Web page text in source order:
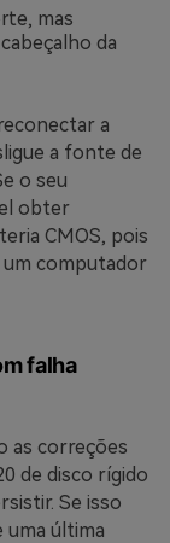
mas
da
a
a fonte de
o seu
obter
CMOS, pois
um computador
falha
as correções
de disco rígido
Se isso
uma última